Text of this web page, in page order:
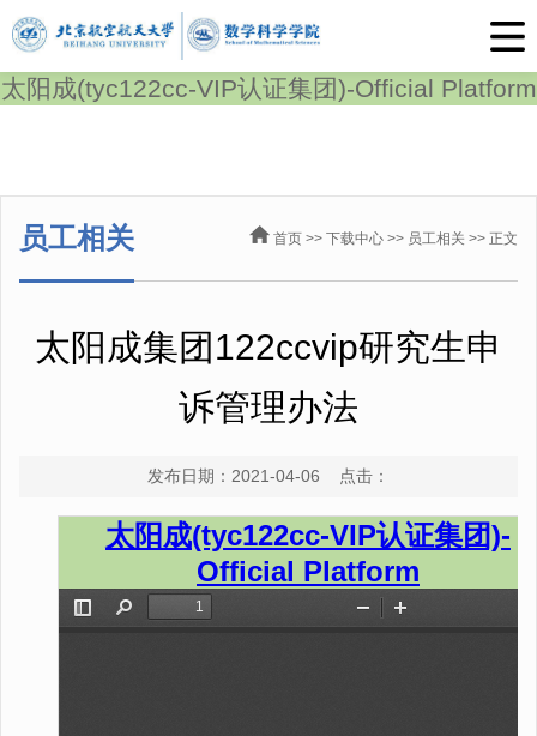
太阳成(tyc122cc-VIP认证集团)-Official Platform
员工相关 首页 >> 下载中心 >> 员工相关 >> 正文
太阳成集团122ccvip研究生申
诉管理办法
发布日期：2021-04-06 点击：